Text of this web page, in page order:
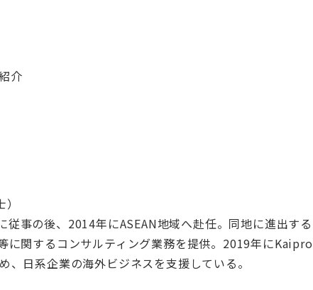
介
事の後、2014年にASEAN地域へ赴任。同地に進出する
に関するコンサルティング業務を提供。2019年にKaipro
日系企業の海外ビジネスを支援している。